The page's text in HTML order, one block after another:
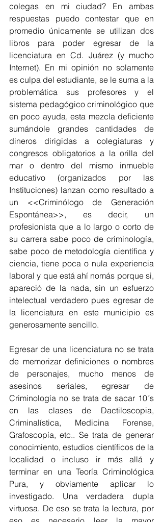
colegas en mi ciudad? En ambas
respuestas puedo contestar que en
promedio únicamente se utilizan dos
libros para poder egresar de la
licenciatura en Cd. Juárez (y mucho
Internet). En mi opinión no solamente
es culpa del estudiante, se le suma a la
problemática sus profesores y el
sistema pedagógico criminológico que
en poco ayuda, esta mezcla deficiente
sumándole grandes cantidades de
dineros dirigidas a colegiaturas y
congresos obligatorios a la orilla del
mar o dentro del mismo inmueble
educativo (organizados por las
Instituciones) lanzan como resultado a
un <<Criminólogo de Generación
Espontánea>>, es decir, un
profesionista que a lo largo o corto de
su carrera sabe poco de criminología,
sabe poco de metodología científica y
ciencia, tiene poca o nula experiencia
laboral y que está ahí nomás porque si,
apareció de la nada, sin un esfuerzo
intelectual verdadero pues egresar de
la licenciatura en este municipio es
generosamente sencillo.
Egresar de una licenciatura no se trata
de memorizar definiciones o nombres
de personajes, mucho menos de
asesinos seriales, egresar de
Criminología no se trata de sacar 10´s
en las clases de Dactiloscopia,
Criminalística, Medicina Forense,
Grafoscopía, etc.. Se trata de generar
conocimiento, estudios científicos de la
localidad o incluso ir más allá y
terminar en una Teoría Criminológica
Pura, y obviamente aplicar lo
investigado. Una verdadera dupla
virtuosa. De eso se trata la lectura, por